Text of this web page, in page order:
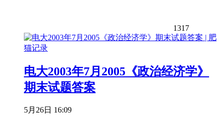
1317
电大2003年7月2005《政治经济学》
期末试题答案
5月26日 16:09